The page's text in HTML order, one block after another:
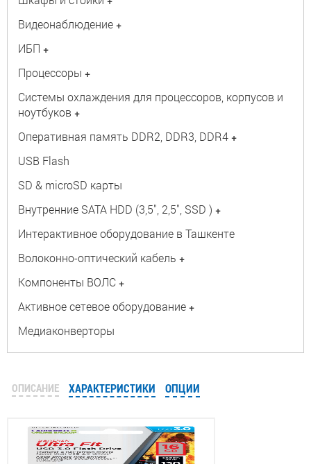
Видеонаблюдение +
ИБП +
Процессоры +
Системы охлаждения для процессоров, корпусов и
ноутбуков +
Оперативная память DDR2, DDR3, DDR4 +
USB Flash
SD & microSD карты
Внутренние SATA HDD (3,5", 2,5", SSD ) +
Интерактивное оборудование в Ташкенте
Волоконно-оптический кабель +
Компоненты ВОЛС +
Активное сетевое оборудование +
Медиаконверторы
ОПИСАНИЕ ХАРАКТЕРИСТИКИ ОПЦИИ